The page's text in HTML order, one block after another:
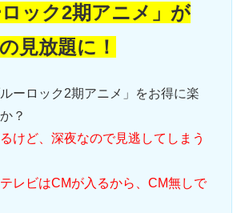
ロック2期アニメ」が
見放題に！
ーロック2期アニメ」をお得に楽
？
るけど、深夜なので見逃してしまう
テレビはCMが入るから、CM無しで